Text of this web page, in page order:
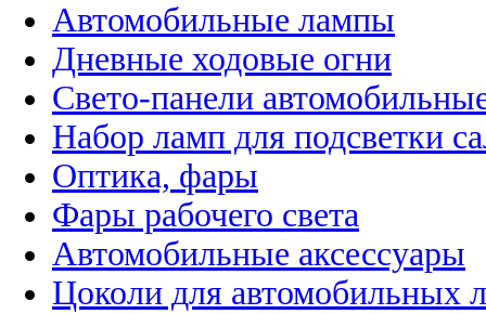
Автомобильные лампы
Дневные ходовые огни
Свето-панели
Набор ламп для подсветки
Оптика, фары
Фары рабочего света
Автомобильные аксессуары
Цоколи для автомобильных